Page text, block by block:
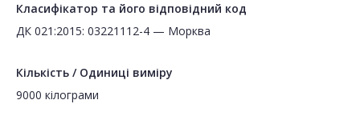
Класифікатор та його відповідний код
ДК 021:2015: 03221112-4 — Морква
Кількість / Одиниці виміру
9000 кілограми